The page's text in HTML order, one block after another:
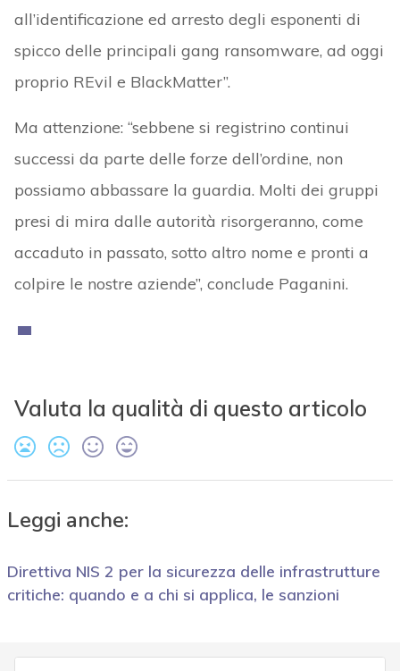
all’identificazione ed arresto degli esponenti di
spicco delle principali gang ransomware, ad oggi
proprio REvil e BlackMatter”.
Ma attenzione: “sebbene si registrino continui
successi da parte delle forze dell’ordine, non
possiamo abbassare la guardia. Molti dei gruppi
presi di mira dalle autorità risorgeranno, come
accaduto in passato, sotto altro nome e pronti a
colpire le nostre aziende”, conclude Paganini.
Valuta la qualità di questo articolo
Leggi anche:
Direttiva NIS 2 per la sicurezza delle infrastrutture
critiche: quando e a chi si applica, le sanzioni